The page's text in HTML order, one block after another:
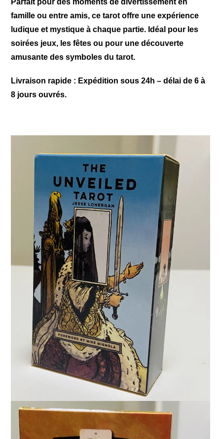
Parfait pour des moments de divertissement en
famille ou entre amis, ce tarot offre une expérience
ludique et mystique à chaque partie. Idéal pour les
soirées jeux, les fêtes ou pour une découverte
amusante des symboles du tarot.
Livraison rapide : Expédition sous 24h – délai de 6 à
8 jours ouvrés.